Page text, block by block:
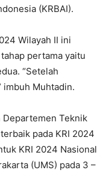
(KRBAI).
Wilayah II ini
pertama yaitu
“Setelah
imbuh Muhtadin.
Departemen Teknik
pada KRI 2024
KRI 2024 Nasional
(UMS) pada 3 –